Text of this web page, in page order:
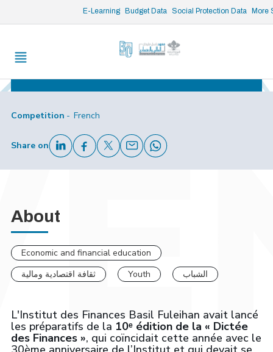
E-Learning Budget Data Social Protection Data More
Mar 17, 2026 -Mar 17, 2026
Institut des Finances Basil Fuleihan
Competition French
Share on
About
Economic and financial education
ثقافة اقتصادية ومالية
Youth الشباب
L'Institut des Finances Basil Fuleihan avait lancé
les préparatifs de la 10ᵉ édition de la « Dictée
des Finances », qui coïncidait cette année avec le